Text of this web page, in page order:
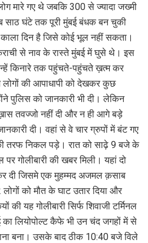
मारे गए थे जबकि 300 से ज्यादा जख्मी
घंटे तक पूरी मुंबई बंधक बन चुकी
दिन है जिसे कोई भूल नहीं सकता।
से नाव के रास्ते मुंबई में घुसे थे। इस
किनारे तक पहुंचते-पहुंचते ख़त्म कर
लोगों की आपाधापी को देखकर कुछ
पुलिस को जानकारी भी दी। लेकिन
तवज्जो नहीं दी और न ही आगे बड़े
दी। वहां से वे चार ग्रुपों में बंट गए
तरफ निकल पड़े। रात को साढ़े 9 बजे के
गोलीबारी की खबर मिली। यहां दो
दी जिसमे एक मुहम्मद अजमल क़साब
को मौत के घाट उतार दिया और
यह गोलीबारी सिर्फ शिवाजी टर्मिनल
का लियोपोल्ट कैफे भी उन चंद जगहों में से
बना। उसके बाद ठीक 10:40 बजे विले